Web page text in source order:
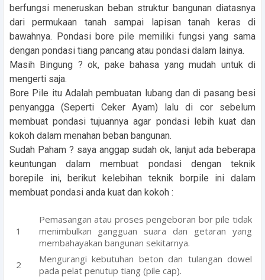
berfungsi meneruskan beban struktur bangunan diatasnya
dari permukaan tanah sampai lapisan tanah keras di
bawahnya. Pondasi bore pile memiliki fungsi yang sama
dengan pondasi tiang pancang atau pondasi dalam lainya.
Masih Bingung ? ok, pake bahasa yang mudah untuk di
mengerti saja.
Bore Pile itu Adalah pembuatan lubang dan di pasang besi
penyangga (Seperti Ceker Ayam) lalu di cor sebelum
membuat pondasi tujuannya agar pondasi lebih kuat dan
kokoh dalam menahan beban bangunan.
Sudah Paham ? saya anggap sudah ok, lanjut ada beberapa
keuntungan dalam membuat pondasi dengan teknik
borepile ini, berikut kelebihan teknik borpile ini dalam
membuat pondasi anda kuat dan kokoh :
Pemasangan atau proses pengeboran bor pile tidak
menimbulkan gangguan suara dan getaran yang
membahayakan bangunan sekitarnya.
Mengurangi kebutuhan beton dan tulangan dowel
pada pelat penutup tiang (pile cap).